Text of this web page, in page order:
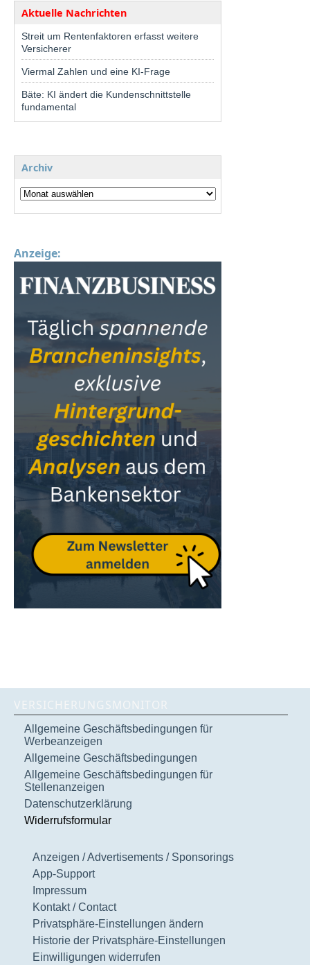
Aktuelle Nachrichten
Streit um Rentenfaktoren erfasst weitere
Versicherer
Viermal Zahlen und eine KI-Frage
Bäte: KI ändert die Kundenschnittstelle
fundamental
Archiv
Anzeige:
VERSICHERUNGSMONITOR
Allgemeine Geschäftsbedingungen für
Werbeanzeigen
Allgemeine Geschäftsbedingungen
Allgemeine Geschäftsbedingungen für
Stellenanzeigen
Datenschutzerklärung
Widerrufsformular
Anzeigen / Advertisements / Sponsorings
App-Support
Impressum
Kontakt / Contact
Privatsphäre-Einstellungen ändern
Historie der Privatsphäre-Einstellungen
Einwilligungen widerrufen